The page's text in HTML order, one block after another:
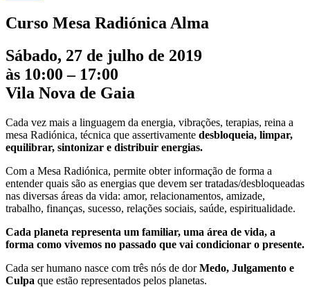
Curso Mesa Radiónica Alma
Sábado, 27 de julho de 2019
às 10:00 – 17:00
Vila Nova de Gaia
Cada vez mais a linguagem da energia, vibrações, terapias, reina a
mesa Radiónica, técnica que assertivamente desbloqueia, limpar,
equilibrar, sintonizar e distribuir energias.
Com a Mesa Radiónica, permite obter informação de forma a
entender quais são as energias que devem ser tratadas/desbloqueadas
nas diversas áreas da vida: amor, relacionamentos, amizade,
trabalho, finanças, sucesso, relações sociais, saúde, espiritualidade.
Cada planeta representa um familiar, uma área de vida, a
forma como vivemos no passado que vai condicionar o presente.
Cada ser humano nasce com três nós de dorMedo, Julgamento e
Culpa que estão representados pelos planetas.